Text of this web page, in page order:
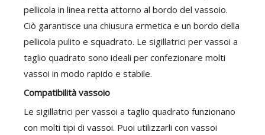
pellicola in linea retta attorno al bordo del vassoio.
Ciò garantisce una chiusura ermetica e un bordo della
pellicola pulito e squadrato. Le sigillatrici per vassoi a
taglio quadrato sono ideali per confezionare molti
vassoi in modo rapido e stabile.
Compatibilità vassoio
Le sigillatrici per vassoi a taglio quadrato funzionano
con molti tipi di vassoi. Puoi utilizzarli con vassoi